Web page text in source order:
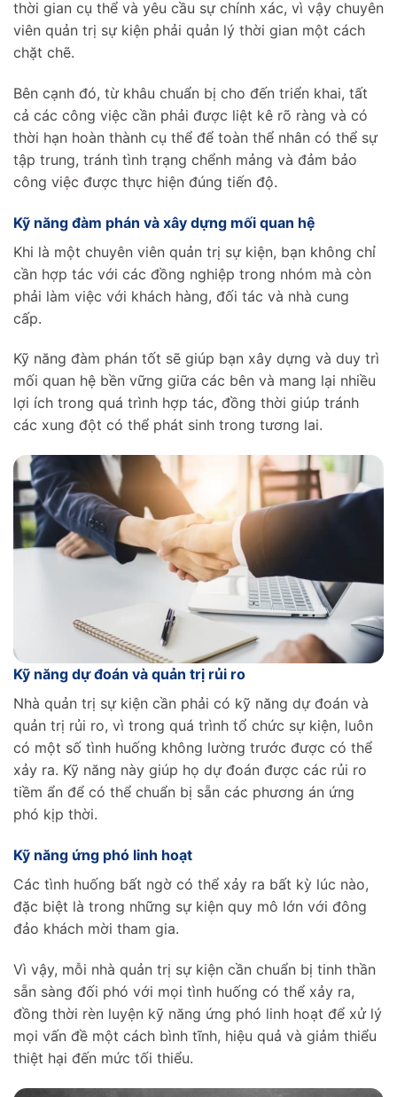
thời gian cụ thể và yêu cầu sự chính xác, vì vậy chuyên
viên quản trị sự kiện phải quản lý thời gian một cách
chặt chẽ.
Bên cạnh đó, từ khâu chuẩn bị cho đến triển khai, tất
cả các công việc cần phải được liệt kê rõ ràng và có
thời hạn hoàn thành cụ thể để toàn thể nhân có thể sự
tập trung, tránh tình trạng chểnh mảng và đảm bảo
công việc được thực hiện đúng tiến độ.
Kỹ năng đàm phán và xây dựng mối quan hệ
Khi là một chuyên viên quản trị sự kiện, bạn không chỉ
cần hợp tác với các đồng nghiệp trong nhóm mà còn
phải làm việc với khách hàng, đối tác và nhà cung
cấp.
Kỹ năng đàm phán tốt sẽ giúp bạn xây dựng và duy trì
mối quan hệ bền vững giữa các bên và mang lại nhiều
lợi ích trong quá trình hợp tác, đồng thời giúp tránh
các xung đột có thể phát sinh trong tương lai.
Kỹ năng dự đoán và quản trị rủi ro
Nhà quản trị sự kiện cần phải có kỹ năng dự đoán và
quản trị rủi ro, vì trong quá trình tổ chức sự kiện, luôn
có một số tình huống không lường trước được có thể
xảy ra. Kỹ năng này giúp họ dự đoán được các rủi ro
tiềm ẩn để có thể chuẩn bị sẵn các phương án ứng
phó kịp thời.
Kỹ năng ứng phó linh hoạt
Các tình huống bất ngờ có thể xảy ra bất kỳ lúc nào,
đặc biệt là trong những sự kiện quy mô lớn với đông
đảo khách mời tham gia.
Vì vậy, mỗi nhà quản trị sự kiện cần chuẩn bị tinh thần
sẵn sàng đối phó với mọi tình huống có thể xảy ra,
đồng thời rèn luyện kỹ năng ứng phó linh hoạt để xử lý
mọi vấn đề một cách bình tĩnh, hiệu quả và giảm thiểu
thiệt hại đến mức tối thiểu.